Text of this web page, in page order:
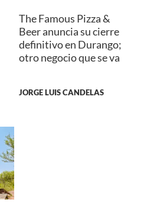
The Famous Pizza &
Beer anuncia su cierre
definitivo en Durango;
otro negocio que se va
JORGE LUIS CANDELAS